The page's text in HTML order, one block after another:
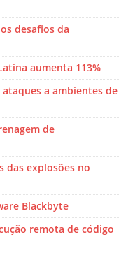
desafios da
aumenta 113%
a ambientes de
de
das explosões no
Blackbyte
remota de código